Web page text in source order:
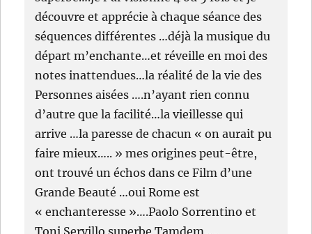
découvre et apprécie à chaque séance des
séquences différentes …déjà la musique du
départ m’enchante…et réveille en moi des
notes inattendues…la réalité de la vie des
Personnes aisées ….n’ayant rien connu
d’autre que la facilité…la vieillesse qui
arrive …la paresse de chacun « on aurait pu
faire mieux….. » mes origines peut-être,
ont trouvé un échos dans ce Film d’une
Grande Beauté …oui Rome est
« enchanteresse »….Paolo Sorrentino et
Toni Servillo superbe Tamdem…..